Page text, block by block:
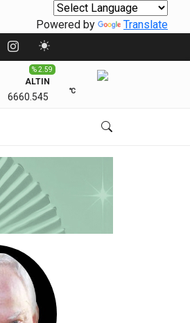
Powered by Translate
ALTIN
6660.545
% 2.59
℃